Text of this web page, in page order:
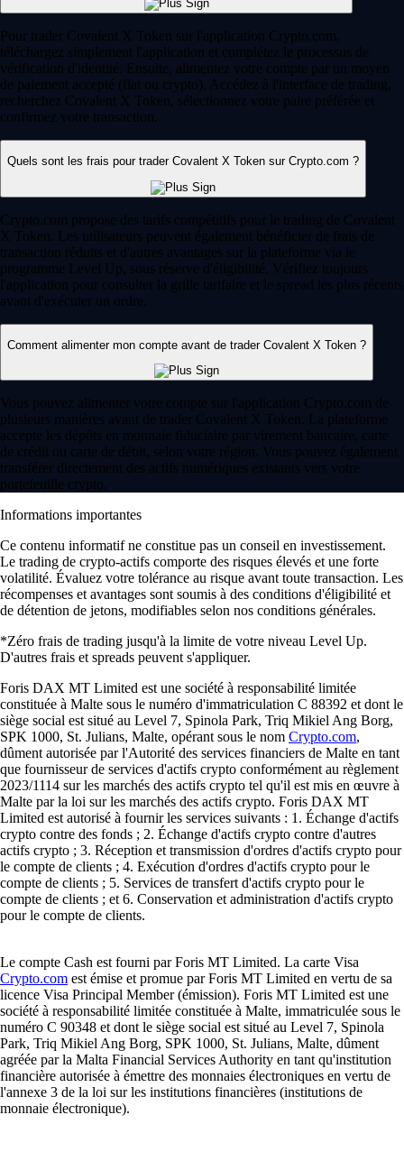
Pour trader Covalent X Token sur l'application Crypto.com,
téléchargez simplement l'application et complétez le processus de
vérification d'identité. Ensuite, alimentez votre compte par un moyen
de paiement accepté (fiat ou crypto). Accédez à l'interface de trading,
recherchez Covalent X Token, sélectionnez votre paire préférée et
confirmez votre transaction.
Quels sont les frais pour trader Covalent X Token sur Crypto.com ?
Crypto.com propose des tarifs compétitifs pour le trading de Covalent
X Token. Les utilisateurs peuvent également bénéficier de frais de
transaction réduits et d'autres avantages sur la plateforme via le
programme Level Up, sous réserve d'éligibilité. Vérifiez toujours
l'application pour consulter la grille tarifaire et le spread les plus récents
avant d'exécuter un ordre.
Comment alimenter mon compte avant de trader Covalent X Token ?
Vous pouvez alimenter votre compte sur l'application Crypto.com de
plusieurs manières avant de trader Covalent X Token. La plateforme
accepte les dépôts en monnaie fiduciaire par virement bancaire, carte
de crédit ou carte de débit, selon votre région. Vous pouvez également
transférer directement des actifs numériques existants vers votre
portefeuille crypto.
Informations importantes
Ce contenu informatif ne constitue pas un conseil en investissement.
Le trading de crypto-actifs comporte des risques élevés et une forte
volatilité. Évaluez votre tolérance au risque avant toute transaction. Les
récompenses et avantages sont soumis à des conditions d'éligibilité et
de détention de jetons, modifiables selon nos conditions générales.
*Zéro frais de trading jusqu'à la limite de votre niveau Level Up.
D'autres frais et spreads peuvent s'appliquer.
Foris DAX MT Limited est une société à responsabilité limitée
constituée à Malte sous le numéro d'immatriculation C 88392 et dont le
siège social est situé au Level 7, Spinola Park, Triq Mikiel Ang Borg,
SPK 1000, St. Julians, Malte, opérant sous le nom Crypto.com,
dûment autorisée par l'Autorité des services financiers de Malte en tant
que fournisseur de services d'actifs crypto conformément au règlement
2023/1114 sur les marchés des actifs crypto tel qu'il est mis en œuvre à
Malte par la loi sur les marchés des actifs crypto. Foris DAX MT
Limited est autorisé à fournir les services suivants : 1. Échange d'actifs
crypto contre des fonds ; 2. Échange d'actifs crypto contre d'autres
actifs crypto ; 3. Réception et transmission d'ordres d'actifs crypto pour
le compte de clients ; 4. Exécution d'ordres d'actifs crypto pour le
compte de clients ; 5. Services de transfert d'actifs crypto pour le
compte de clients ; et 6. Conservation et administration d'actifs crypto
pour le compte de clients.
Le compte Cash est fourni par Foris MT Limited. La carte Visa
Crypto.com est émise et promue par Foris MT Limited en vertu de sa
licence Visa Principal Member (émission). Foris MT Limited est une
société à responsabilité limitée constituée à Malte, immatriculée sous le
numéro C 90348 et dont le siège social est situé au Level 7, Spinola
Park, Triq Mikiel Ang Borg, SPK 1000, St. Julians, Malte, dûment
agréée par la Malta Financial Services Authority en tant qu'institution
financière autorisée à émettre des monnaies électroniques en vertu de
l'annexe 3 de la loi sur les institutions financières (institutions de
monnaie électronique).